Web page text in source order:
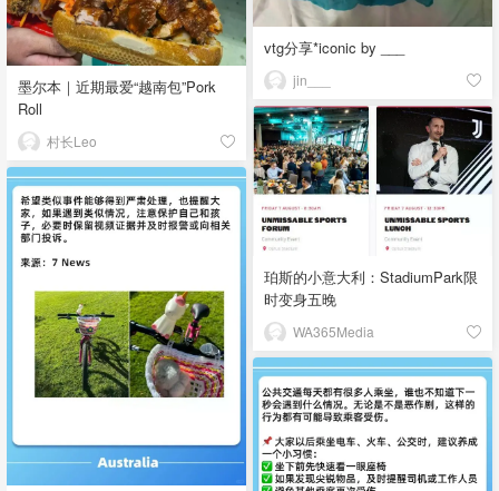
vtg分享*iconic by ___
jin___
墨尔本｜近期最爱“越南包”Pork
Roll
村长Leo
珀斯的小意大利：StadiumPark限
时变身五晚
WA365Media